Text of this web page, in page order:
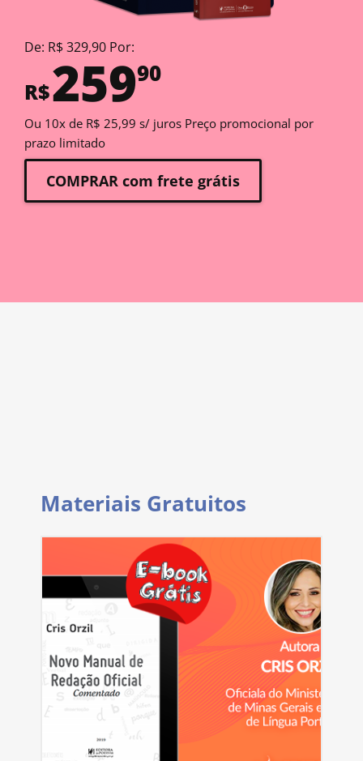
De: R$ 329,90 Por:
R$25990
Ou 10x de R$ 25,99 s/ juros Preço promocional por
prazo limitado
COMPRAR com frete grátis
Materiais Gratuitos